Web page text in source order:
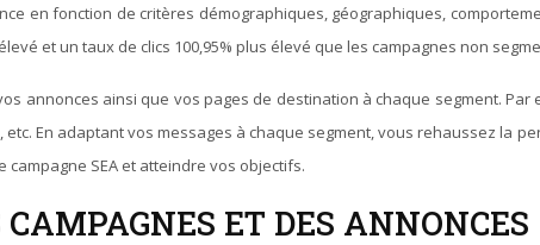
en fonction de critères démographiques, géographiques,
et un taux de clics 100,95% plus élevé que les campagnes non
annonces ainsi que vos pages de destination à chaque segment.
En adaptant vos messages à chaque segment, vous rehaussez la
SEA et atteindre vos objectifs.
ET DES ANNONCES